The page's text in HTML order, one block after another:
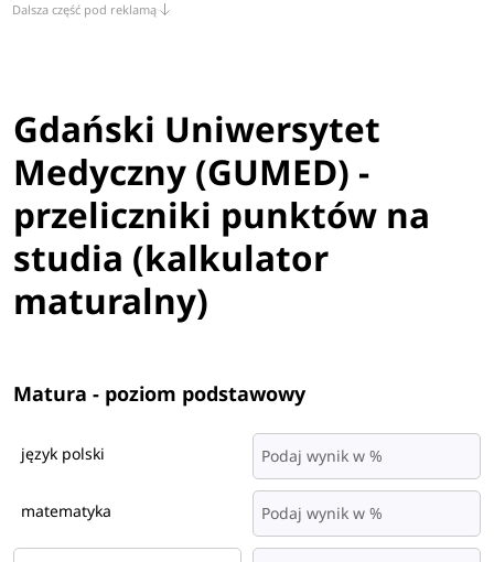
Dalsza część pod reklamą
Gdański Uniwersytet
Medyczny (GUMED) -
przeliczniki punktów na
studia (kalkulator
maturalny)
Matura - poziom podstawowy
język polski
matematyka